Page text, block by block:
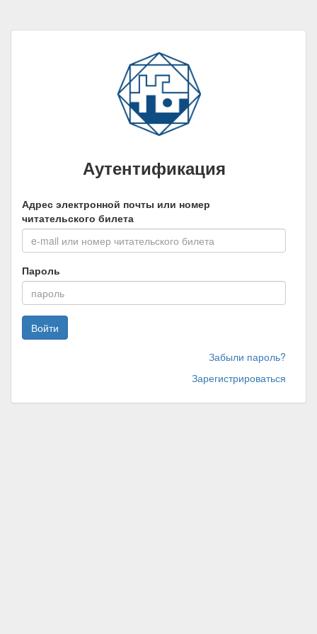
Аутентификация
Адрес электронной почты или номер
читательского билета
Пароль
Войти
Забыли пароль?
Зарегистрироваться